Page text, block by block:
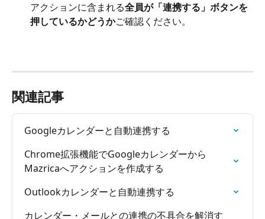
アクションに含まれる全員が「連携する」ボタンを
押しているかどうかご確認ください。
関連記事
Googleカレンダーと自動連携する
Chrome拡張機能でGoogleカレンダーから
Mazricaへアクションを作成する
Outlookカレンダーと自動連携する
カレンダー・メールとの連携の不具合を解消す